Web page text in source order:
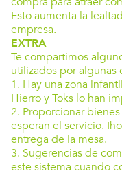
Esto aumenta la
empresa.
EXTRA
Te compartimos
utilizados por algunas
1. Hay una zona
Hierro y Toks lo han
2. Proporcionar
esperan el servicio.
entrega de la mesa.
3. Sugerencias de
este sistema cuando